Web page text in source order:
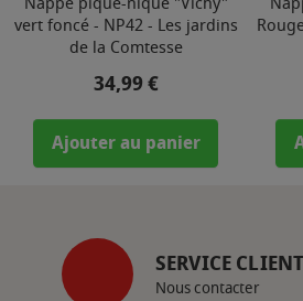
vert foncé - NP42 - Les jardins
de la Comtesse
Prix
34,99 €
Ajouter au panier
SERVICE CLIENT
Nous contacter